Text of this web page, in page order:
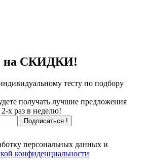
на СКИДКИ!
тесту по подбору
получать лучшие предложения
х раз в неделю!
Подписаться !
персональных данных и
конфиденциальности